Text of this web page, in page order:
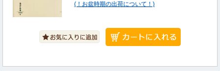
(！お盆時期の出荷について！)